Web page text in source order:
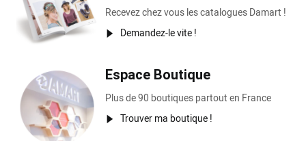
Recevez chez vous les catalogues Damart !
Demandez-le vite !
Espace Boutique
Plus de 90 boutiques partout en France
Trouver ma boutique !